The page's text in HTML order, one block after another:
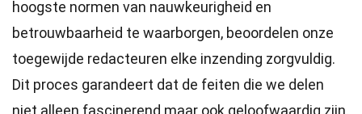
hoogste normen van nauwkeurigheid en
betrouwbaarheid te waarborgen, beoordelen onze
toegewijde redacteuren elke inzending zorgvuldig.
Dit proces garandeert dat de feiten die we delen
niet alleen fascinerend maar ook geloofwaardig zijn.